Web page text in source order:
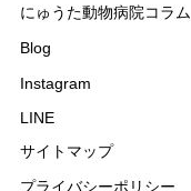
にゅうた動物病院コラム
Blog
Instagram
LINE
サイトマップ
プライバシーポリシー